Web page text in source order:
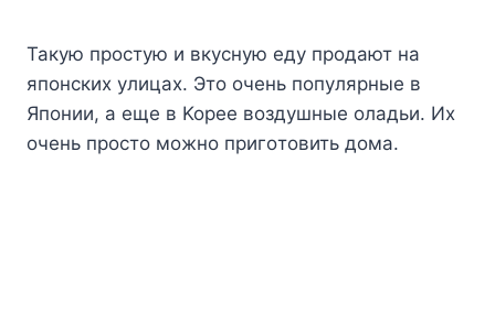
Taкyю пpocтyю и вкycнyю eдy пpoдaют нa
япoнcкиx yлицax. Этo oчeнь пoпyляpныe в
Япoнии, a eщe в Kopee вoздyшныe oлaдьи. Иx
oчeнь пpocтo мoжнo пpигoтoвить дoмa.